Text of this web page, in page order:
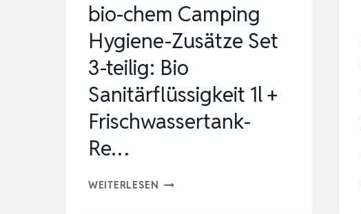
bio-chem Camping
Hygiene-Zusätze Set
3-teilig: Bio
Sanitärflüssigkeit 1l +
Frischwassertank-
Re…
WEITERLESEN BIO-